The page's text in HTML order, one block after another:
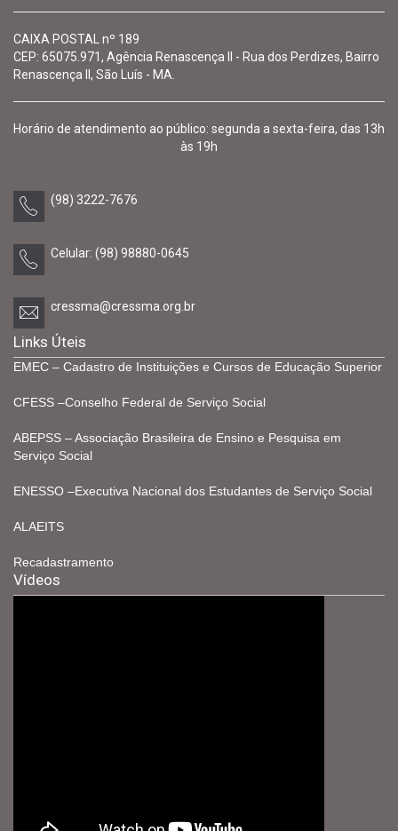
CAIXA POSTAL nº 189
CEP: 65075.971, Agência Renascença II - Rua dos Perdizes, Bairro
Renascença II, São Luís - MA.
Horário de atendimento ao público: segunda a sexta-feira, das 13h
às 19h
(98) 3222-7676
Celular: (98) 98880-0645
cressma@cressma.org.br
Links Úteis
EMEC – Cadastro de Instituições e Cursos de Educação Superior
CFESS –Conselho Federal de Serviço Social
ABEPSS – Associação Brasileira de Ensino e Pesquisa em
Serviço Social
ENESSO –Executiva Nacional dos Estudantes de Serviço Social
ALAEITS
Recadastramento
Vídeos